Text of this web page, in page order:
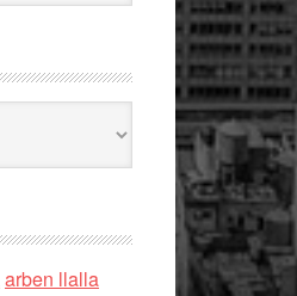
arben llalla